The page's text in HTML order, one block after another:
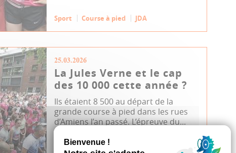
Sport Course à pied JDA
25.03.2026
La Jules Verne et le cap
des 10 000 cette année ?
Ils étaient 8 500 au départ de la
grande course à pied dans les rues
d’Amiens l’an passé. L’épreuve du...